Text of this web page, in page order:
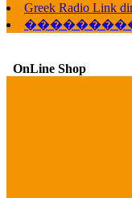
Greek Radio Link
���������
OnLine Shop